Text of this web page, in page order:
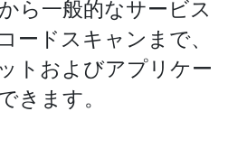
ら一般的なサービス
ードスキャンまで、
トおよびアプリケー
きます。